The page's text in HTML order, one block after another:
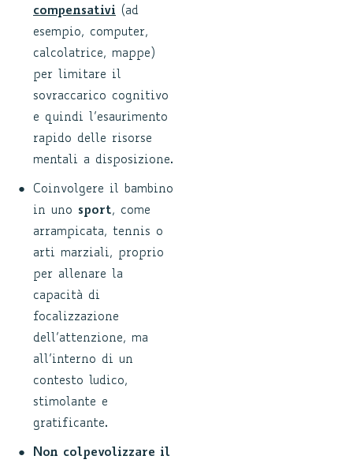
compensativi (ad
esempio, computer,
calcolatrice, mappe)
per limitare il
sovraccarico cognitivo
e quindi l’esaurimento
rapido delle risorse
mentali a disposizione.
Coinvolgere il bambino
in uno sport, come
arrampicata, tennis o
arti marziali, proprio
per allenare la
capacità di
focalizzazione
dell’attenzione, ma
all’interno di un
contesto ludico,
stimolante e
gratificante.
Non colpevolizzare il